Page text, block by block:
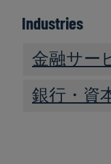
Industries
金融サー
銀行・資